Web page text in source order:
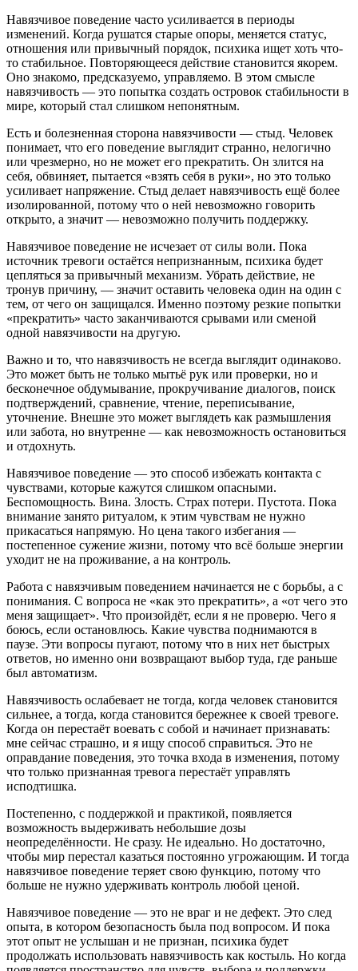
Навязчивое поведение часто усиливается в периоды
изменений. Когда рушатся старые опоры, меняется статус,
отношения или привычный порядок, психика ищет хоть что-
то стабильное. Повторяющееся действие становится якорем.
Оно знакомо, предсказуемо, управляемо. В этом смысле
навязчивость — это попытка создать островок стабильности в
мире, который стал слишком непонятным.
Есть и болезненная сторона навязчивости — стыд. Человек
понимает, что его поведение выглядит странно, нелогично
или чрезмерно, но не может его прекратить. Он злится на
себя, обвиняет, пытается «взять себя в руки», но это только
усиливает напряжение. Стыд делает навязчивость ещё более
изолированной, потому что о ней невозможно говорить
открыто, а значит — невозможно получить поддержку.
Навязчивое поведение не исчезает от силы воли. Пока
источник тревоги остаётся непризнанным, психика будет
цепляться за привычный механизм. Убрать действие, не
тронув причину, — значит оставить человека один на один с
тем, от чего он защищался. Именно поэтому резкие попытки
«прекратить» часто заканчиваются срывами или сменой
одной навязчивости на другую.
Важно и то, что навязчивость не всегда выглядит одинаково.
Это может быть не только мытьё рук или проверки, но и
бесконечное обдумывание, прокручивание диалогов, поиск
подтверждений, сравнение, чтение, переписывание,
уточнение. Внешне это может выглядеть как размышления
или забота, но внутренне — как невозможность остановиться
и отдохнуть.
Навязчивое поведение — это способ избежать контакта с
чувствами, которые кажутся слишком опасными.
Беспомощность. Вина. Злость. Страх потери. Пустота. Пока
внимание занято ритуалом, к этим чувствам не нужно
прикасаться напрямую. Но цена такого избегания —
постепенное сужение жизни, потому что всё больше энергии
уходит не на проживание, а на контроль.
Работа с навязчивым поведением начинается не с борьбы, а с
понимания. С вопроса не «как это прекратить», а «от чего это
меня защищает». Что произойдёт, если я не проверю. Чего я
боюсь, если остановлюсь. Какие чувства поднимаются в
паузе. Эти вопросы пугают, потому что в них нет быстрых
ответов, но именно они возвращают выбор туда, где раньше
был автоматизм.
Навязчивость ослабевает не тогда, когда человек становится
сильнее, а тогда, когда становится бережнее к своей тревоге.
Когда он перестаёт воевать с собой и начинает признавать:
мне сейчас страшно, и я ищу способ справиться. Это не
оправдание поведения, это точка входа в изменения, потому
что только признанная тревога перестаёт управлять
исподтишка.
Постепенно, с поддержкой и практикой, появляется
возможность выдерживать небольшие дозы
неопределённости. Не сразу. Не идеально. Но достаточно,
чтобы мир перестал казаться постоянно угрожающим. И тогда
навязчивое поведение теряет свою функцию, потому что
больше не нужно удерживать контроль любой ценой.
Навязчивое поведение — это не враг и не дефект. Это след
опыта, в котором безопасность была под вопросом. И пока
этот опыт не услышан и не признан, психика будет
продолжать использовать навязчивость как костыль. Но когда